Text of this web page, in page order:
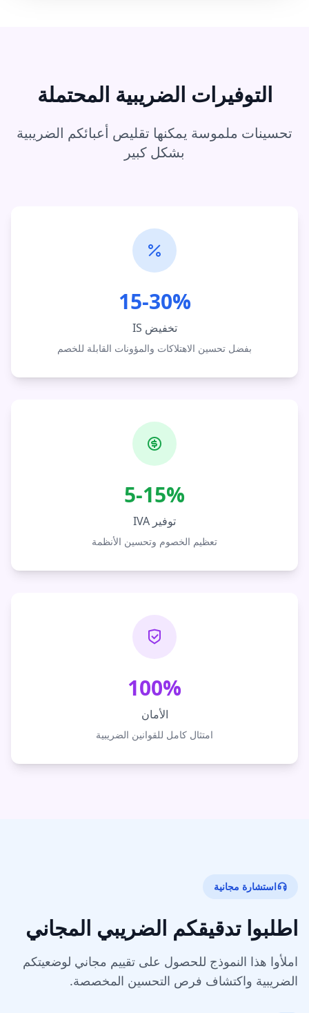
التوفيرات الضريبية المحتملة
تحسينات ملموسة يمكنها تقليص أعبائكم الضريبية
بشكل كبير
15-30%
تخفيض IS
بفضل تحسين الاهتلاكات والمؤونات القابلة للخصم
5-15%
توفير IVA
تعظيم الخصوم وتحسين الأنظمة
100%
الأمان
امتثال كامل للقوانين الضريبية
استشارة مجانية
اطلبوا تدقيقكم الضريبي المجاني
املأوا هذا النموذج للحصول على تقييم مجاني لوضعيتكم
الضريبية واكتشاف فرص التحسين المخصصة.